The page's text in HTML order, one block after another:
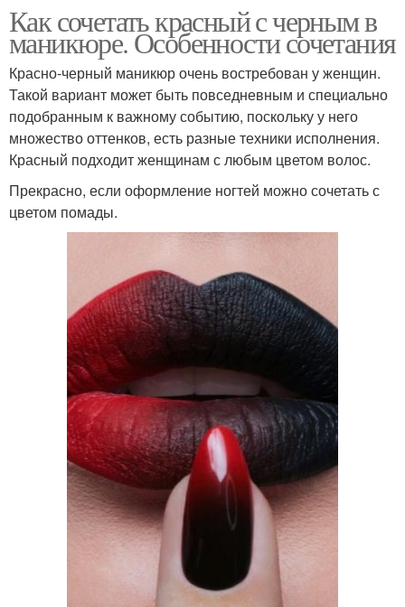
Как сочетать красный с черным в
маникюре. Особенности сочетания
Красно-черный маникюр очень востребован у женщин.
Такой вариант может быть повседневным и специально
подобранным к важному событию, поскольку у него
множество оттенков, есть разные техники исполнения.
Красный подходит женщинам с любым цветом волос.
Прекрасно, если оформление ногтей можно сочетать с
цветом помады.